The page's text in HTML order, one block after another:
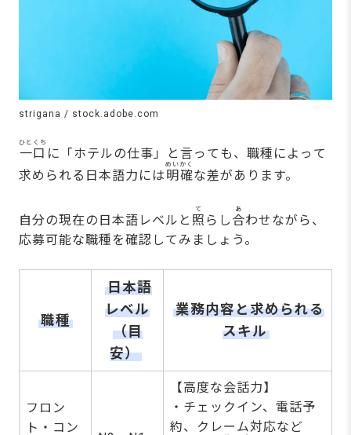
strigana / stock.adobe.com
一口
ひとくち
に「ホテルの仕事」と言っても、職種によって
求められる日本語力には 明確
めいかく
な差があります。
自分の現在の日本語レベルと 照
て
らし 合
あ
わせながら、
応募可能な職種を確認してみましょう。
職種
日本語
レベル
（目
安）
業務内容と求められる
スキル
フロン
ト・コン
【高度な会話力】
・チェックイン、電話予
約、クレーム対応など